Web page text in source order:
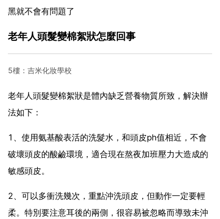
黑就不會有問題了
老年人頭髮變棉絮狀怎麼回事
5樓：吉米化妝學校
老年人頭髮變棉絮狀是體內缺乏營養物質所致，解決辦
法如下：
1、使用氨基酸表活的洗髮水，和頭皮ph值相近，不會
破壞頭皮的酸鹼環境，適合現在熬夜加班壓力大造成的
敏感頭皮。
2、可以多衝洗幾次，重點沖洗頭皮，但動作一定要輕
柔。特別要注意耳後的兩側，很容易被忽略而導致未沖